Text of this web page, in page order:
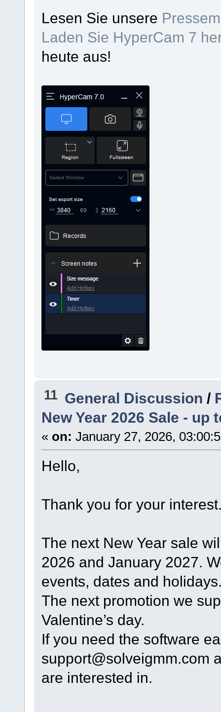
Lesen Sie unsere
Laden Sie HyperCam 7
heute aus!
11 General Discussion /
New Year 2026 Sale - up
« on: January 27, 2026,
Hello,
Thank you for your
The next New Year sale
2026 and January 2027.
events, dates and
The next promotion we
Valentine’s day.
If you need the software
support@solveigmm.com
are interested in.